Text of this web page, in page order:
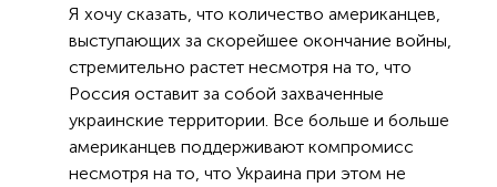
Я хочу сказать, что количество американцев,
выступающих за скорейшее окончание войны,
стремительно растет несмотря на то, что
Россия оставит за собой захваченные
украинские территории. Все больше и больше
американцев поддерживают компромисс
несмотря на то, что Украина при этом не